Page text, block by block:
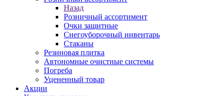
Назад
Розничный ассортимент
Очки защитные
Снегоуборочный инвентарь
Стаканы
Резиновая плитка
Автономные очистные системы
Погреба
Уцененный товар
Акции